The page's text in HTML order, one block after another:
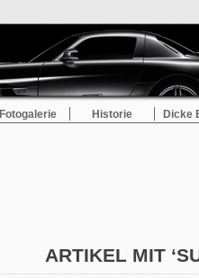
Fotogalerie Historie Dicke
ARTIKEL MIT